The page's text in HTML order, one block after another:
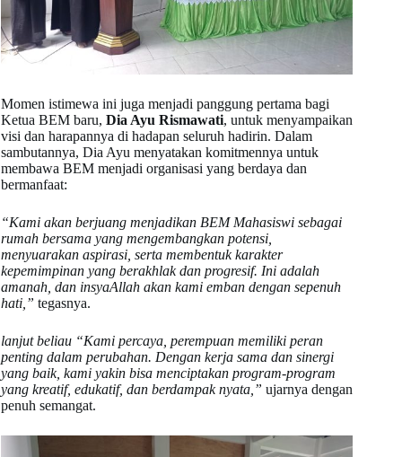
Momen istimewa ini juga menjadi panggung pertama bagi
Ketua BEM baru, Dia Ayu Rismawati, untuk menyampaikan
visi dan harapannya di hadapan seluruh hadirin. Dalam
sambutannya, Dia Ayu menyatakan komitmennya untuk
membawa BEM menjadi organisasi yang berdaya dan
bermanfaat:
“Kami akan berjuang menjadikan BEM Mahasiswi sebagai
rumah bersama yang mengembangkan potensi,
menyuarakan aspirasi, serta membentuk karakter
kepemimpinan yang berakhlak dan progresif. Ini adalah
amanah, dan insyaAllah akan kami emban dengan sepenuh
hati,” tegasnya.
lanjut beliau “Kami percaya, perempuan memiliki peran
penting dalam perubahan. Dengan kerja sama dan sinergi
yang baik, kami yakin bisa menciptakan program-program
yang kreatif, edukatif, dan berdampak nyata,” ujarnya dengan
penuh semangat.